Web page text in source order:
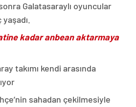
Galatasaraylı oyuncular
kadar anbean aktarmaya
takımı kendi arasında
sahadan çekilmesiyle